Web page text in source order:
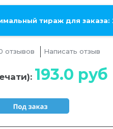
тираж для заказа:
отзывов Написать отзыв
193.0 руб